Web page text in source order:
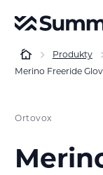
Produkty
Merino Freeride
Ortovox